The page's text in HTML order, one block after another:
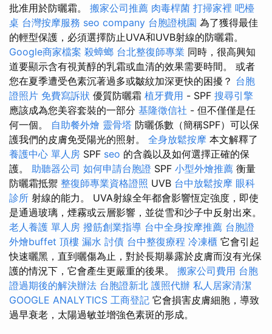
批准用於防曬霜。 搬家公司推薦 肉毒桿菌 打掃家裡 吧檯
桌 台灣按摩服務 seo company 台胞證桃園 為了獲得最佳
的輕型保護，必須選擇防止UVA和UVB射線的防曬霜。
Google商家檔案 殺蟑螂 台北整復師專業 同時，很高興知
道要顯示含有視黃醇的乳霜或血清的效果需要時間。 或者
您在夏季遭受色素沉著過多或皺紋加深更快的困擾？ 台胞
證照片 免費寫訴狀 優質防曬霜 植牙費用 - SPF 搜尋引擎
應該成為您美容套裝的一部分 基隆徵信社 - 但不僅僅是任
何一個。 自助餐外燴 靈骨塔 防曬係數（簡稱SPF）可以保
護我們的皮膚免受陽光的照射。 全身放鬆按摩 本文解釋了
養護中心 單人房 SPF seo 的含義以及如何選擇正確的保
護。 助聽器公司 如何申請台胞證 SPF 小型外燴推薦 衡量
防曬霜抵禦 整復師專業資格證照 UVB 台中放鬆按摩 眼科
診所 射線的能力。 UVA射線全年都會影響恆定強度，即使
是通過玻璃，煙霧或云層影響，並從雪和沙子中反射出來。
老人養護 單人房 撥筋創業指導 台中全身按摩推薦 台胞證
外燴buffet 頂樓 漏水 討債 台中整復療程 冷凍櫃 它會引起
快速曬黑，直到曬傷為止，對於長期暴露於皮膚而沒有光保
護的情況下，它會產生更嚴重的後果。 搬家公司費用 台胞
證過期後的解決辦法 台胞證新北 護照代辦 私人居家清潔
GOOGLE ANALYTICS 工商登記 它會損害皮膚細胞，導致
過早衰老，太陽過敏並增強色素斑的形成。